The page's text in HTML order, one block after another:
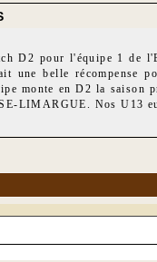
D2 pour l'équipe 1 de
une belle
monte en D2 la
LIMARGUE. Nos U13
ainsi que les coachs